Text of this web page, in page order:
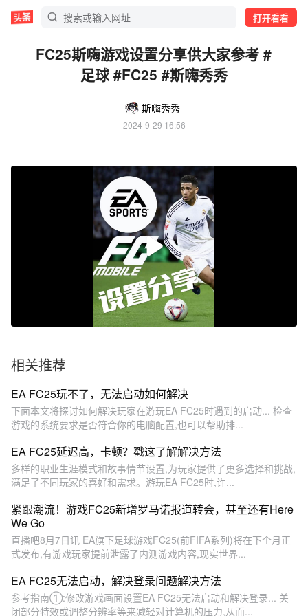
打开看看
FC25斯嗨游戏设置分享供大家参考 #
足球 #FC25 #斯嗨秀秀
斯嗨秀秀
2024-9-29 16:56
相关推荐
EA FC25玩不了，无法启动如何解决
下面本文将探讨如何解决玩家在游玩EA FC25时遇到的启动... 检查
游戏的系统要求是否符合你的电脑配置,也可以帮助排...
EA FC25延迟高，卡顿？戳这了解解决方法
多样的职业生涯模式和故事情节设置,为玩家提供了更多选择和挑战,
满足了不同玩家的喜好和需求。游玩EA FC25时,许...
紧跟潮流！游戏FC25新增罗马诺报道转会，甚至还有Here
We Go
直播吧8月7日讯 EA旗下足球游戏FC25(前FIFA系列)将在下个月正
式发布,有游戏玩家提前泄露了内测游戏内容,现实世界...
EA FC25无法启动，解决登录问题解决方法
参考指南①:修改游戏画面设置EA FC25无法启动和解决登录... 关
闭部分特效或调整分辨率等来减轻对计算机的压力,从而...